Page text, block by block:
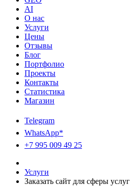
AI
О нас
Услуги
Цены
Отзывы
Блог
Портфолио
Проекты
Контакты
Статистика
Магазин
Telegram
WhatsApp*
+7 995 009 49 25
Услуги
Заказать сайт для сферы услуг